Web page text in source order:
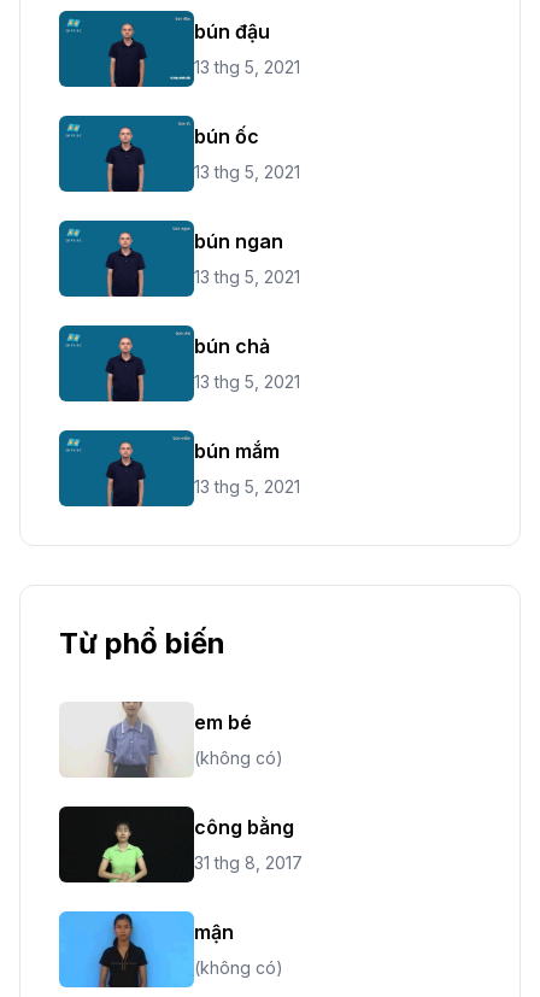
bún đậu
13 thg 5, 2021
bún ốc
13 thg 5, 2021
bún ngan
13 thg 5, 2021
bún chả
13 thg 5, 2021
bún mắm
13 thg 5, 2021
Từ phổ biến
em bé
(không có)
công bằng
31 thg 8, 2017
mận
(không có)